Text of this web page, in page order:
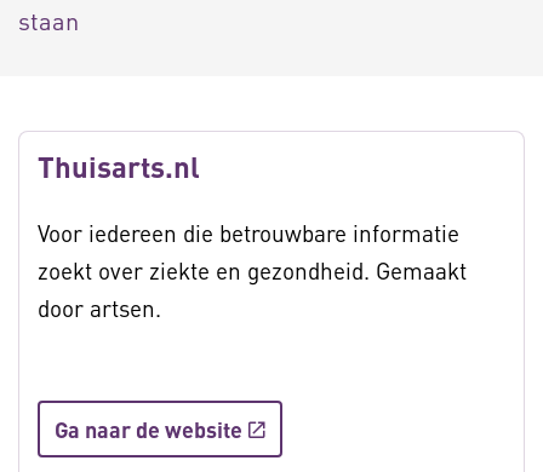
staan
Thuisarts.nl
Voor iedereen die betrouwbare informatie
zoekt over ziekte en gezondheid. Gemaakt
door artsen.
Ga naar de website